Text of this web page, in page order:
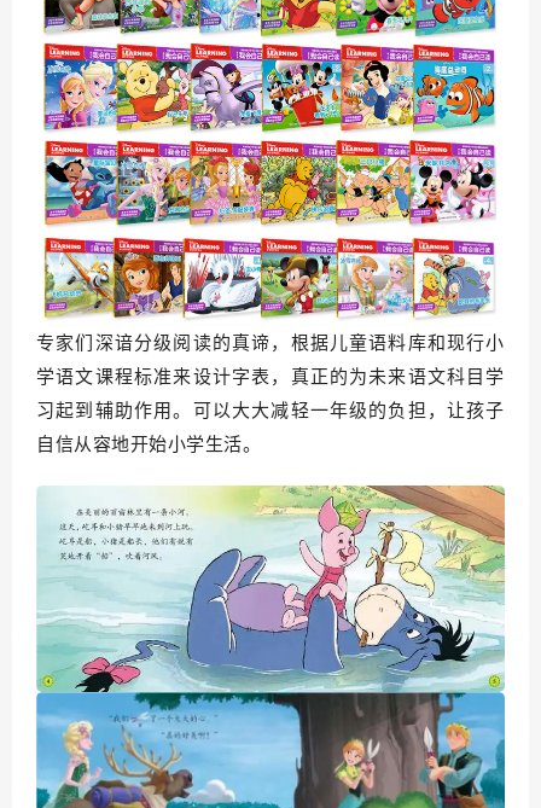
专家们深谙分级阅读的真谛，根据儿童语料库和现行小
学语文课程标准来设计字表，真正的为未来语文科目学
习起到辅助作用。可以大大减轻一年级的负担，让孩子
自信从容地开始小学生活。